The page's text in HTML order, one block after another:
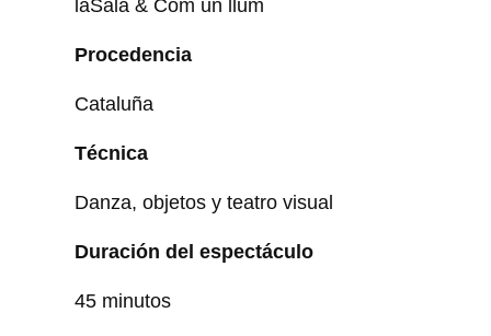
laSala & Com un llum
Procedencia
Cataluña
Técnica
Danza, objetos y teatro visual
Duración del espectáculo
45 minutos